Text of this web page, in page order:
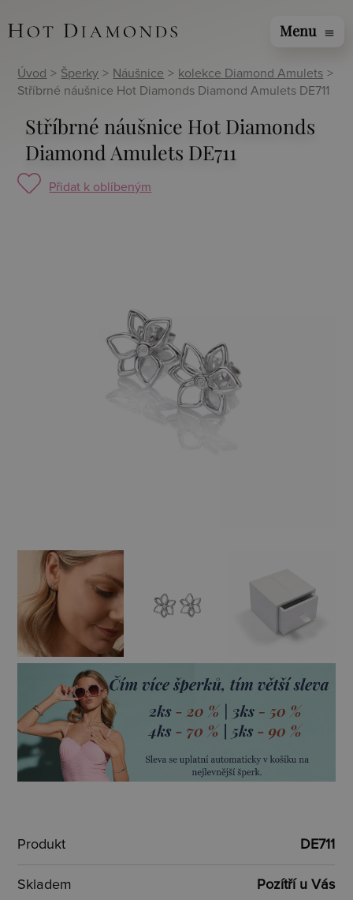
Menu menu
Úvod > Šperky > Náušnice > kolekce Diamond Amulets >
Stříbrné náušnice Hot Diamonds Diamond Amulets DE711
Stříbrné náušnice Hot Diamonds
Diamond Amulets DE711
Přidat k oblíbeným
Produkt DE711
Skladem Pozítří u Vás